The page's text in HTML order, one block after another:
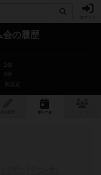
会の履歴
1個
0件
未設定
ボ ドゲ